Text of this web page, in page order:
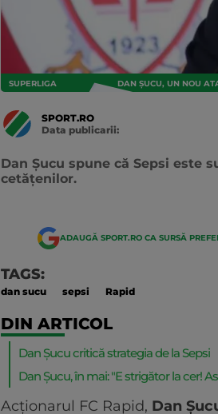
SUPERLIGA DAN ȘUCU, UN NOU
SPORT.RO
Data publicarii:
Dan Șucu spune că Sepsi
cetățenilor.
ADAUGĂ SPORT.RO CA SURSĂ
TAGS:
dan sucu sepsi Rapid
DIN ARTICOL
Dan Șucu critică strategia de la Sepsi
Dan Șucu, în mai: "E strigător la cer!
Acţionarul FC Rapid, Dan